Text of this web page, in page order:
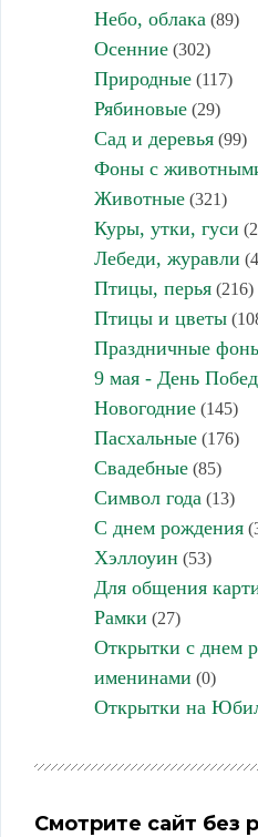
Небо, облака (89)
Осенние(302)
Природные(117)
Рябиновые(29)
Сад и деревья(99)
Фоны с
Животные(321)
Куры, утки, гуси
Лебеди, журавли
Птицы, перья(216)
Птицы и цветы
Праздничные
9 мая - День
Новогодние(145)
Пасхальные(176)
Свадебные(85)
Символ года (13)
С днем рождения
Хэллоуин (53)
Для общения
Рамки (27)
Открытки с днем
именинами (0)
Открытки на
Смотрите сайт без